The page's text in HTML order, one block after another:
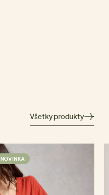
Všetky produkty
NOVINKA